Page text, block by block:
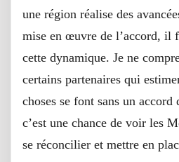
une région réalise des
mise en œuvre de l’accord, il
cette dynamique. Je ne
certains partenaires qui
choses se font sans un accord
c’est une chance de voir les
se réconcilier et mettre en